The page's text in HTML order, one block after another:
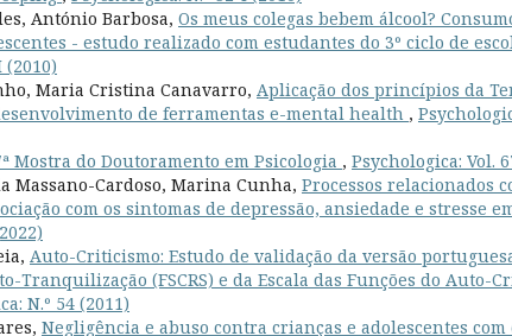
António Barbosa, Os meus colegas bebem álcool?
- estudo realizado com estudantes do 3º ciclo de
(2010)
Maria Cristina Canavarro, Aplicação dos princípios da
de ferramentas e-mental health ,
Mostra do Doutoramento em Psicologia , Psychologica: Vol.
Massano-Cardoso, Marina Cunha, Processos relacionados
com os sintomas de depressão, ansiedade e stresse
Auto-Criticismo: Estudo de validação da versão
Tranquilização (FSCRS) e da Escala das Funções do Auto-
N.º 54 (2011)
Negligência e abuso contra crianças e adolescentes com